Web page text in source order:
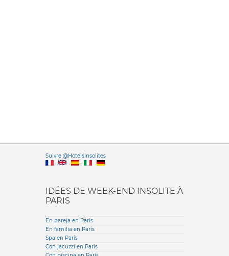
Suivre @HotelsInsolitesVersione
IDÉES DE WEEK-END INSOLITE À
PARIS
En pareja en París
En familia en París
Spa en París
Con jacuzzi en París